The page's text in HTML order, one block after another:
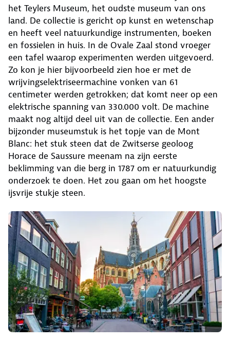
het Teylers Museum, het oudste museum van ons
land. De collectie is gericht op kunst en wetenschap
en heeft veel natuurkundige instrumenten, boeken
en fossielen in huis. In de Ovale Zaal stond vroeger
een tafel waarop experimenten werden uitgevoerd.
Zo kon je hier bijvoorbeeld zien hoe er met de
wrijvingselektriseermachine vonken van 61
centimeter werden getrokken; dat komt neer op een
elektrische spanning van 330.000 volt. De machine
maakt nog altijd deel uit van de collectie. Een ander
bijzonder museumstuk is het topje van de Mont
Blanc: het stuk steen dat de Zwitserse geoloog
Horace de Saussure meenam na zijn eerste
beklimming van die berg in 1787 om er natuurkundig
onderzoek te doen. Het zou gaan om het hoogste
ijsvrije stukje steen.